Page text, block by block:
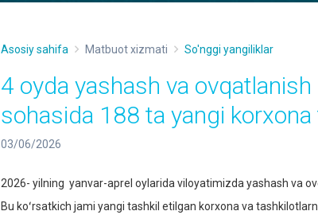
Asosiy sahifa Matbuot xizmati So'nggi yangiliklar
4 oyda yashash va
sohasida 188 ta yangi
03/06/2026
2026- yilning yanvar-aprel oylarida viloyatimizda yashash va
Bu koʻrsatkich jami yangi tashkil etilgan korxona va